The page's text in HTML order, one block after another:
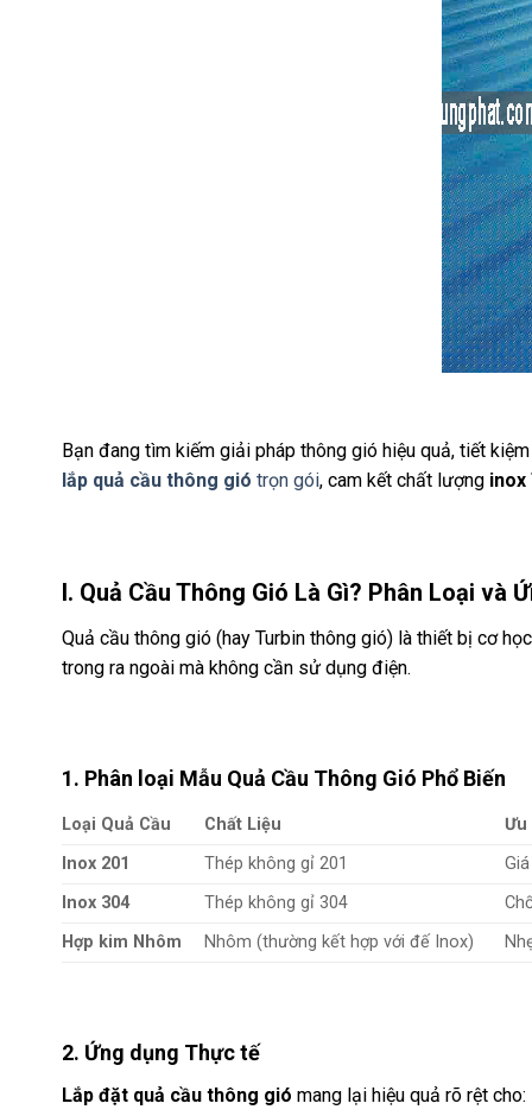
Bạn đang tìm kiếm giải pháp thông gió hiệu quả, tiết
lắp quả cầu thông gió trọn gói, cam kết chất lượng inox
I. Quả Cầu Thông Gió Là Gì? Phân Loại và
Quả cầu thông gió (hay Turbin thông gió) là thiết bị cơ
trong ra ngoài mà không cần sử dụng điện.
1. Phân loại Mẫu Quả Cầu Thông Gió Phổ Biến
Loại Quả Cầu Chất Liệu
Ưu
Inox 201
Thép không gỉ 201
Inox 304
Thép không gỉ 304
Hợp kim Nhôm
Nhôm (thường kết hợp với đế Inox)
2. Ứng dụng Thực tế
Lắp đặt quả cầu thông gió mang lại hiệu quả rõ rệt cho: